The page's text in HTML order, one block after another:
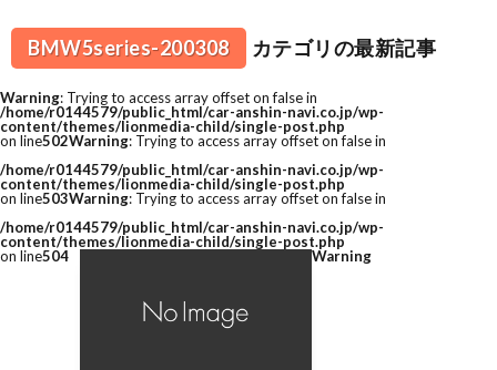
BMW5series-200308 カテゴリの最新記事
Warning: Trying to access array offset on false in
/home/r0144579/public_html/car-anshin-navi.co.jp/wp-
content/themes/lionmedia-child/single-post.php
on line502Warning: Trying to access array offset on false in
/home/r0144579/public_html/car-anshin-navi.co.jp/wp-
content/themes/lionmedia-child/single-post.php
on line503Warning: Trying to access array offset on false in
/home/r0144579/public_html/car-anshin-navi.co.jp/wp-
content/themes/lionmedia-child/single-post.php
on line504 Warning